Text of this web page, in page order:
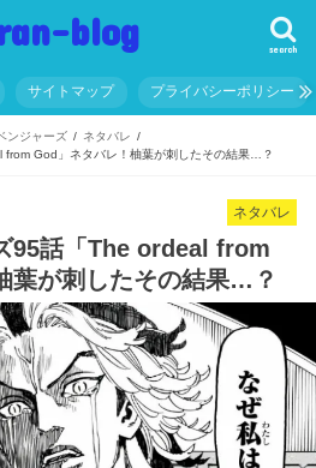
blog search
サイトマップ プライバシーポリシー
ンジャーズ
ネタバレ
God」ネタバレ！柚葉が刺したその結果…？
ネタバレ
95話「The ordeal from
葉が刺したその結果…？